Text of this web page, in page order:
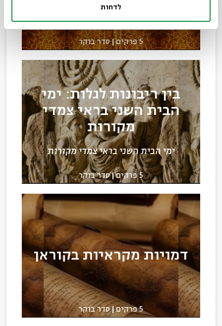
לדחות
5 פרקים סדר בוקר
בין ריבונות לגלות: ימי
הבית השני בראי צמדי
מקורות
ימי הבית השני בראי צמדי מקורות
5 פרקים סדר בוקר
דמויות מקראיות בקוראן
5 פרקים סדר בוקר